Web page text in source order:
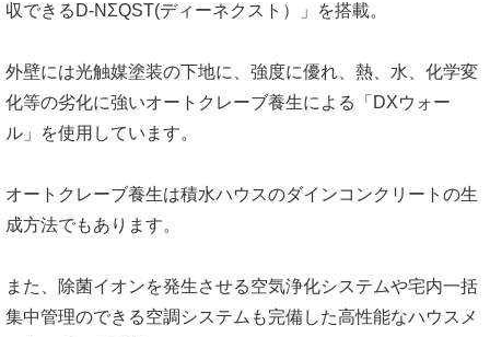
収できるD-NΣQST(ディーネクスト）」を搭載。
外壁には光触媒塗装の下地に、強度に優れ、熱、水、化学変
化等の劣化に強いオートクレーブ養生による「DXウォー
ル」を使用しています。
オートクレーブ養生は積水ハウスのダインコンクリートの生
成方法でもあります。
また、除菌イオンを発生させる空気浄化システムや宅内一括
集中管理のできる空調システムも完備した高性能なハウスメ